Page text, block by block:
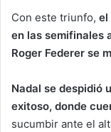
Con este triunfo, el
en las semifinales
Roger Federer se
Nadal se despidió
exitoso, donde
sucumbir ante el